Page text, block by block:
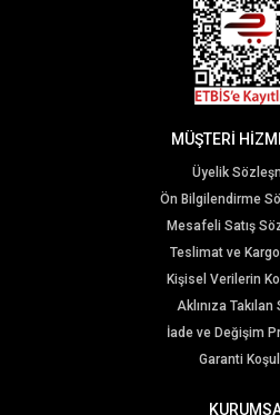
MÜŞTERİ
Üyelik
Ön Bilgilendirme
Mesafeli Satış
Teslimat ve
Kişisel Verilerin
Aklınıza
İade ve Değişim
Garanti